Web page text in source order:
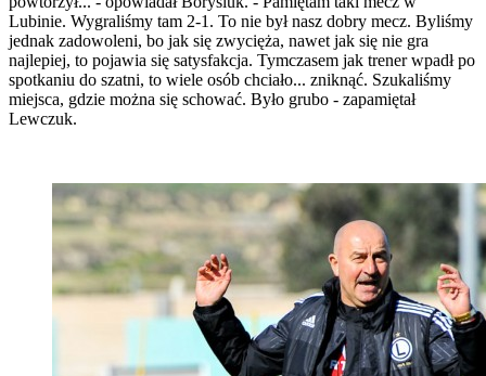
Lubinie. Wygraliśmy tam 2-1. To nie był nasz dobry mecz. Byliśmy
jednak zadowoleni, bo jak się zwycięża, nawet jak się nie gra
najlepiej, to pojawia się satysfakcja. Tymczasem jak trener wpadł po
spotkaniu do szatni, to wiele osób chciało... zniknąć. Szukaliśmy
miejsca, gdzie można się schować. Było grubo - zapamiętał
Lewczuk.